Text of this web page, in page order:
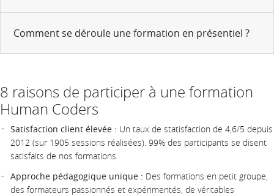
Comment se déroule une formation en présentiel ?
8 raisons de participer à une formation
Human Coders
Satisfaction client élevée : Un taux de statisfaction de 4,6/5 depuis
2012 (sur 1905 sessions réalisées). 99% des participants se disent
satisfaits de nos formations
Approche pédagogique unique : Des formations en petit groupe,
des formateurs passionnés et expérimentés, de véritables